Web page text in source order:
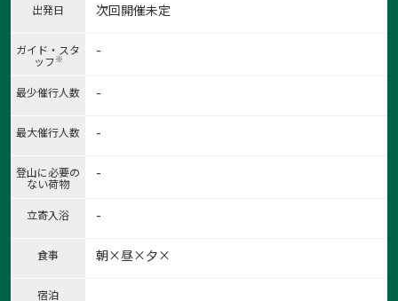
出発日 次回開催未定
ガイド・スタ
ッフ※ -
最少催行人数 -
最大催行人数 -
登山に必要の
ない荷物
-
立寄入浴 -
食事 朝×昼×夕×
宿泊